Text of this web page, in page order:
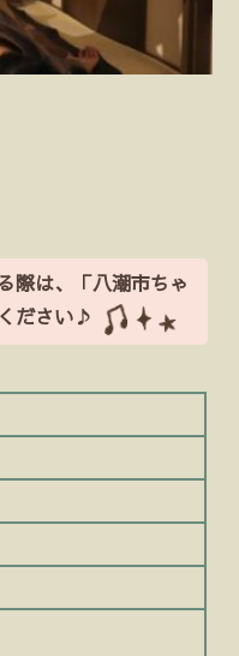
際は、「八潮市ちゃ
ださい♪